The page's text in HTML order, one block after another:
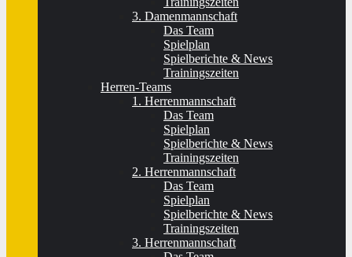
3. Damenmannschaft
Das Team
Spielplan
Spielberichte & News
Trainingszeiten
Herren-Teams
1. Herrenmannschaft
Das Team
Spielplan
Spielberichte & News
Trainingszeiten
2. Herrenmannschaft
Das Team
Spielplan
Spielberichte & News
Trainingszeiten
3. Herrenmannschaft